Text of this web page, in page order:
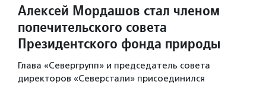
Алексей Мордашов стал членом
попечительского совета
Президентского фонда природы
Глава «Севергрупп» и председатель совета
директоров «Северстали» присоединился